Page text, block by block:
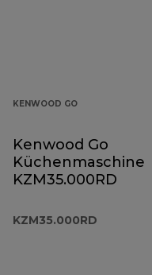
KENWOOD GO
Kenwood Go
Küchenmaschine
KZM35.000RD
KZM35.000RD